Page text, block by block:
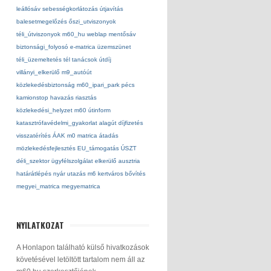
leállósáv sebességkorlátozás útjavítás
balesetmegelőzés őszi_utviszonyok
téli_útviszonyok m60_hu weblap mentősáv
biztonsági_folyosó e-matrica üzemszünet
téli_üzemeltetés tél tanácsok útdíj
villányi_elkerülő m9_autóút
közlekedésbiztonság m60_ipari_park pécs
kamionstop havazás riasztás
közlekedési_helyzet m60 útinform
katasztrófavédelmi_gyakorlat alagút díjfizetés
visszatérítés ÁAK m0 matrica átadás
mözlekedésfejlesztés EU_támogatás ÚSZT
déli_szektor ügyfélszolgálat elkerülő ausztria
határátlépés nyár utazás m6 kertváros bővítés
megyei_matrica megyematrica
NYILATKOZAT
A Honlapon található külső hivatkozások
követésével letöltött tartalom nem áll az